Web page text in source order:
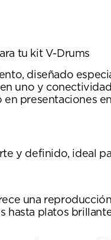
tu kit V-Drums
diseñado
uno y
presentaciones
y definido, ideal
una
hasta platos